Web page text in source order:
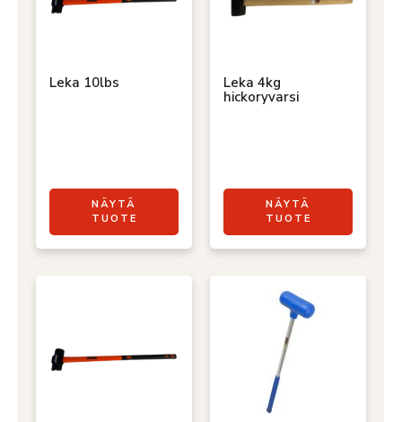
Leka 10lbs
NÄYTÄ
TUOTE
Leka 4kg
hickoryvarsi
NÄYTÄ
TUOTE